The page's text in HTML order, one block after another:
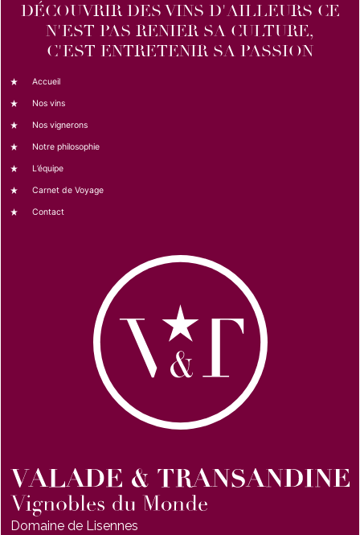
DÉCOUVRIR DES VINS D'AILLEURS CE
N'EST PAS RENIER SA CULTURE,
C'EST ENTRETENIR SA PASSION
Accueil
Nos vins
Nos vignerons
Notre philosophie
L’équipe
Carnet de Voyage
Contact
Domaine de Lisennes